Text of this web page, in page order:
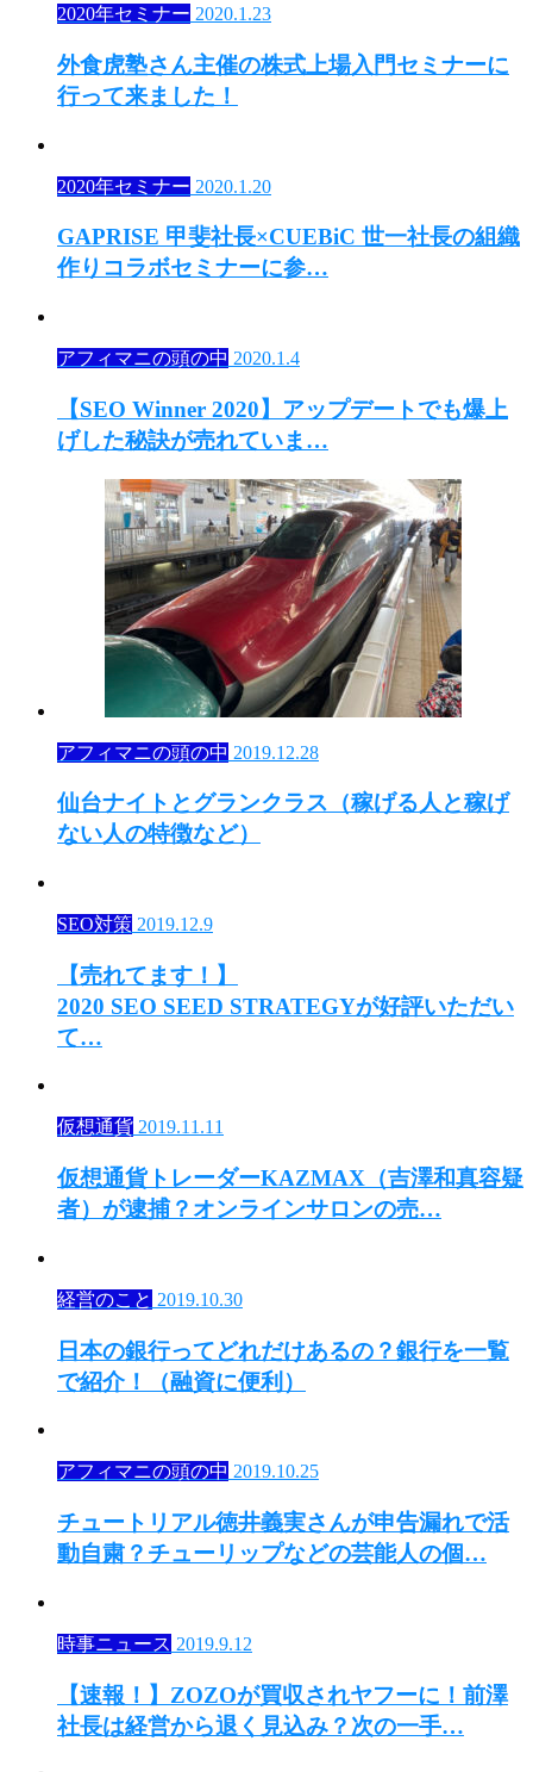
2020年セミナー 2020.1.23
外食虎塾さん主催の株式上場入門セミナーに
行って来ました！
2020年セミナー 2020.1.20
GAPRISE 甲斐社長×CUEBiC 世一社長の組織
作りコラボセミナーに参…
アフィマニの頭の中 2020.1.4
【SEO Winner 2020】アップデートでも爆上
げした秘訣が売れていま…
アフィマニの頭の中 2019.12.28
仙台ナイトとグランクラス（稼げる人と稼げ
ない人の特徴など）
SEO対策 2019.12.9
【売れてます！】
2020 SEO SEED STRATEGYが好評いただい
て…
仮想通貨 2019.11.11
仮想通貨トレーダーKAZMAX（吉澤和真容疑
者）が逮捕？オンラインサロンの売…
経営のこと 2019.10.30
日本の銀行ってどれだけあるの？銀行を一覧
で紹介！（融資に便利）
アフィマニの頭の中 2019.10.25
チュートリアル徳井義実さんが申告漏れで活
動自粛？チューリップなどの芸能人の個…
時事ニュース 2019.9.12
【速報！】ZOZOが買収されヤフーに！前澤
社長は経営から退く見込み？次の一手…